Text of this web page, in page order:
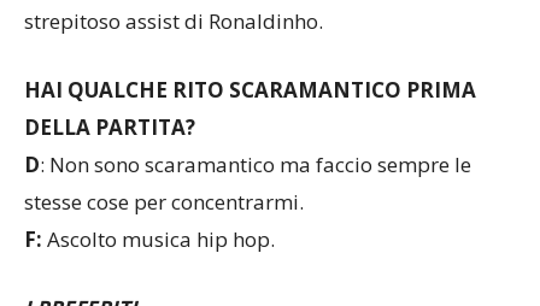
strepitoso assist di Ronaldinho.
HAI QUALCHE RITO SCARAMANTICO PRIMA
DELLA PARTITA?
D: Non sono scaramantico ma faccio sempre le
stesse cose per concentrarmi.
F: Ascolto musica hip hop.